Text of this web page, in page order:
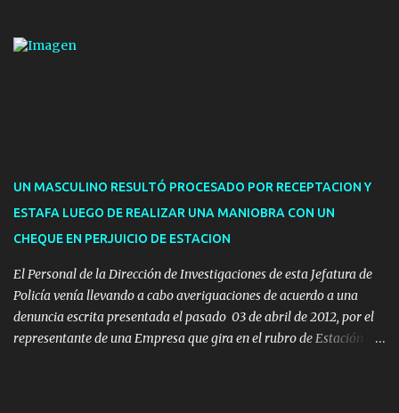
presencial comprende los siguientes trámites: Multas: devolución
1921(interno 1456). Cuidacoches: consultas a
1921(interno 1246). Transporte: consultas generales relacionadas a
Uber y Taxi, a través de transporte@maldonado.gub.uy, t...
UN MASCULINO RESULTÓ PROCESADO POR RECEPTACION Y
ESTAFA LUEGO DE REALIZAR UNA MANIOBRA CON UN
CHEQUE EN PERJUICIO DE ESTACION
El Personal de la Dirección de Investigaciones de esta Jefatura de
Policía venía llevando a cabo averiguaciones de acuerdo a una
denuncia escrita presentada el pasado 03 de abril de 2012, por el
representante de una Empresa que gira en el rubro de Estación de